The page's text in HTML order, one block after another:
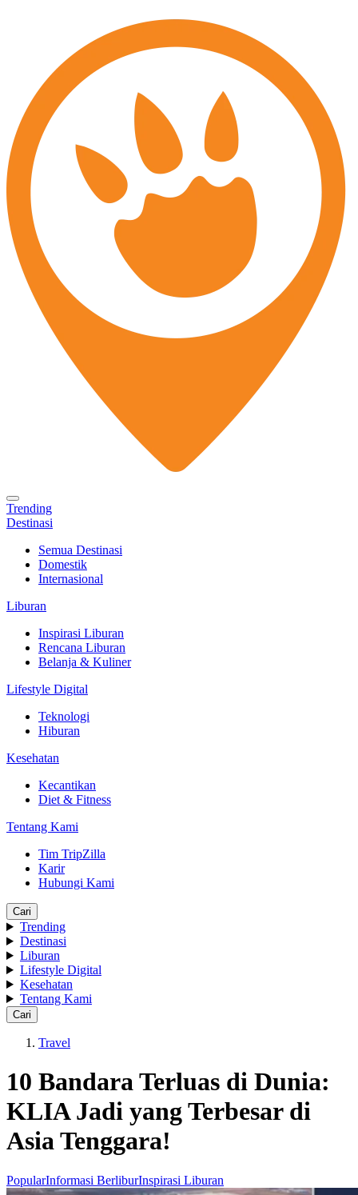
Trending
Destinasi
Semua Destinasi
Domestik
Internasional
Liburan
Inspirasi Liburan
Rencana Liburan
Belanja & Kuliner
Lifestyle Digital
Teknologi
Hiburan
Kesehatan
Kecantikan
Diet & Fitness
Tentang Kami
Tim TripZilla
Karir
Hubungi Kami
Cari
Trending
Destinasi
Liburan
Lifestyle Digital
Kesehatan
Tentang Kami
Cari
Travel
10 Bandara Terluas di Dunia:
KLIA Jadi yang Terbesar di
Asia Tenggara!
PopularInformasi BerliburInspirasi Liburan